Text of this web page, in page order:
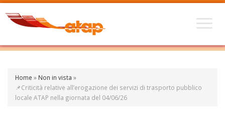
Home » Non in vista »
📌Criticità relative all’erogazione dei servizi di trasporto pubblico
locale ATAP nella giornata del 04/06/26